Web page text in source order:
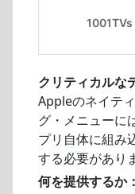
クリティカルな
Appleのネイテ
グ・メニューに
プリ自体に組み
する必要があり
何を提供するか：